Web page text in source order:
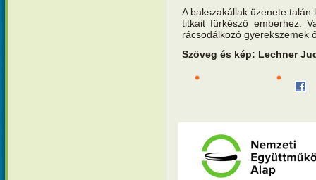
A bakszakállak üzenete
titkait fürkésző emberhez.
rácsodálkozó gyerekszemek
Szöveg és kép: Lechner